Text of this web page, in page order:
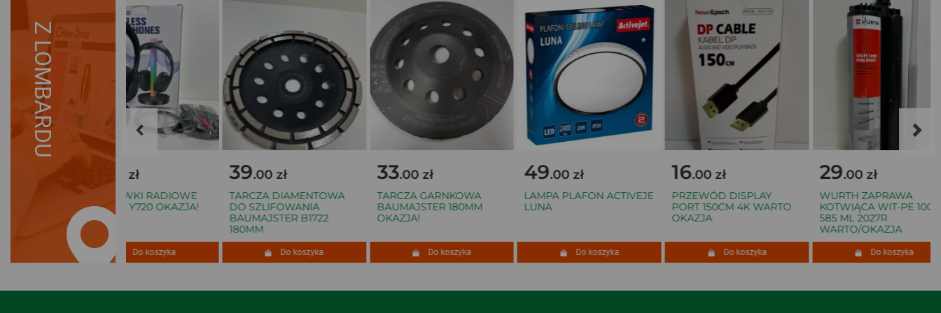
Z LOMBARDU
.00 zł
SŁUCHAWKI RADIOWE
ZANCHIE Y720 OKAZJA!
Do koszyka
39.00 zł
TARCZA DIAMENTOWA
DO SZLIFOWANIA
BAUMAJSTER B1722
180MM
Do koszyka
33.00 zł
TARCZA GARNKOWA
BAUMAJSTER 180MM
OKAZJA!
Do koszyka
49.00 zł
LAMPA PLAFON ACTIVEJE
LUNA
Do koszyka
16.00 zł
PRZEWÓD DISPLAY
PORT 150CM 4K WARTO
OKAZJA
Do koszyka
29.00 zł
WURTH ZAPRAWA
KOTWIĄCA WIT-PE 1000
585 ML 2027R
WARTO/OKAZJA
Do koszyka